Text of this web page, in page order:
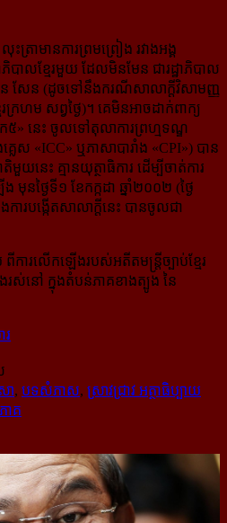
ត្រាមានការព្រមព្រៀង រវាងអង្គ
បាល​ខ្មែរ​មួយ ដែលមិនមែន ជារដ្ឋាភិបាល
សែន (ដូច​ទៅ​នឹង​ករណី​សាលា​ក្ដី​វិសាមញ្ញ
រហម សព្វថ្ងៃ)។ គេមិនអាចដាក់​ពាក្យ​
៥» នេះ ចូលទៅតុលាការ​ព្រហ្មទណ្ឌ​
េស «ICC» ឬ​ភាសា​បារាំង «CPI») បាន​
យ​នេះ គ្មានយុត្ថាធិការ ដើម្បី​ចាត់​ការ​
ថ្ងៃទី១ ខែកក្កដា ឆ្នាំ២០០២ (ថ្ងៃ
រ​បង្កើត​សាលា​ក្ដី​នេះ បាន​ចូល​ជា​
ការលើកឡើងរបស់អតីតមន្ត្រីច្បាប់ខ្មែរ
ស់​នៅ ក្នុងតំបន់​ភាគ​ខាងត្បូង នៃ
ា, បទសំភាស, ស្រាវជ្រាវ អត្ថាធិប្បាយ
ាគ